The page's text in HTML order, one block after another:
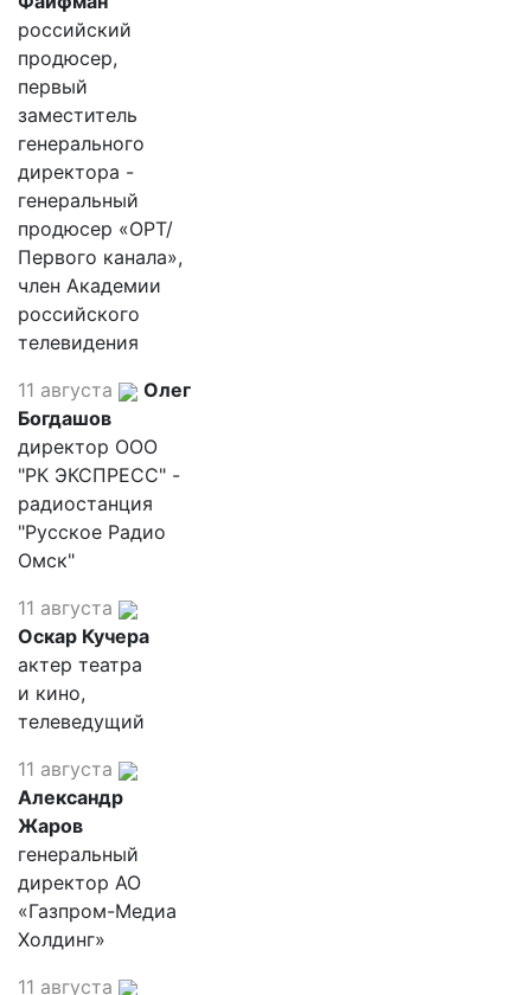
российский
продюсер,
первый
заместитель
генерального
директора -
генеральный
продюсер «ОРТ/
Первого канала»,
член Академии
российского
телевидения
11 августа
Олег
Богдашов
директор ООО
"РК ЭКСПРЕСС" -
радиостанция
"Русское Радио
Омск"
11 августа
Оскар Кучера
актер театра
и кино,
телеведущий
11 августа
Александр
Жаров
генеральный
директор АО
«Газпром-Медиа
Холдинг»
11 августа